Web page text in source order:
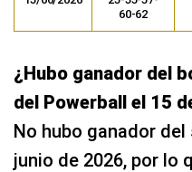
60-62
¿Hubo ganador del
del Powerball el 15
No hubo ganador
junio de 2026, por lo